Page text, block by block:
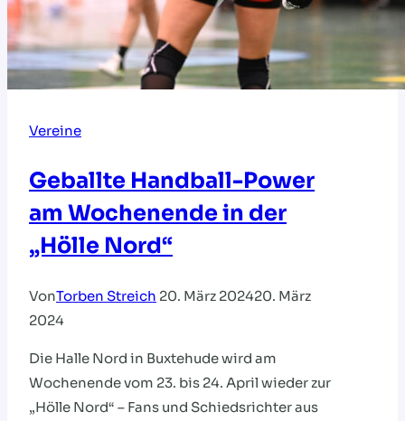
Vereine
Geballte Handball-Power
am Wochenende in der
„Hölle Nord“
VonTorben Streich 20. März 202420. März
2024
Die Halle Nord in Buxtehude wird am
Wochenende vom 23. bis 24. April wieder zur
„Hölle Nord“ – Fans und Schiedsrichter aus